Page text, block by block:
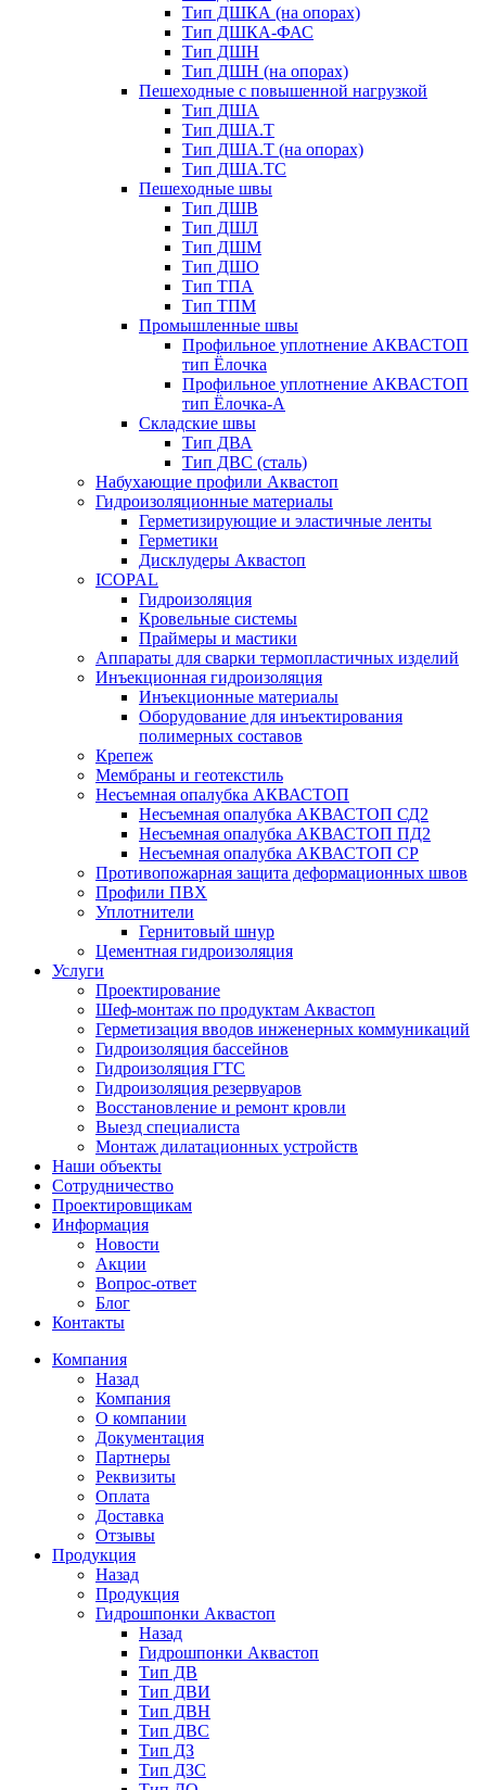
Тип ДШКА (на опорах)
Тип ДШКА-ФАС
Тип ДШН
Тип ДШН (на опорах)
Пешеходные с повышенной нагрузкой
Тип ДША
Тип ДША.Т
Тип ДША.Т (на опорах)
Тип ДША.ТС
Пешеходные швы
Тип ДШВ
Тип ДШЛ
Тип ДШМ
Тип ДШО
Тип ТПА
Тип ТПМ
Промышленные швы
Профильное уплотнение АКВАСТОП
тип Ёлочка
Профильное уплотнение АКВАСТОП
тип Ёлочка-А
Складские швы
Тип ДВА
Тип ДВС (сталь)
Набухающие профили Аквастоп
Гидроизоляционные материалы
Герметизирующие и эластичные ленты
Герметики
Дисклудеры Аквастоп
ICOPAL
Гидроизоляция
Кровельные системы
Праймеры и мастики
Аппараты для сварки термопластичных изделий
Инъекционная гидроизоляция
Инъекционные материалы
Оборудование для инъектирования
полимерных составов
Крепеж
Мембраны и геотекстиль
Несъемная опалубка АКВАСТОП
Несъемная опалубка АКВАСТОП СД2
Несъемная опалубка АКВАСТОП ПД2
Несъемная опалубка АКВАСТОП СР
Противопожарная защита деформационных швов
Профили ПВХ
Уплотнители
Гернитовый шнур
Цементная гидроизоляция
Услуги
Проектирование
Шеф-монтаж по продуктам Аквастоп
Герметизация вводов инженерных коммуникаций
Гидроизоляция бассейнов
Гидроизоляция ГТС
Гидроизоляция резервуаров
Восстановление и ремонт кровли
Выезд специалиста
Монтаж дилатационных устройств
Наши объекты
Сотрудничество
Проектировщикам
Информация
Новости
Акции
Вопрос-ответ
Блог
Контакты
Компания
Назад
Компания
О компании
Документация
Партнеры
Реквизиты
Оплата
Доставка
Отзывы
Продукция
Назад
Продукция
Гидрошпонки Аквастоп
Назад
Гидрошпонки Аквастоп
Тип ДВ
Тип ДВИ
Тип ДВН
Тип ДВС
Тип ДЗ
Тип ДЗС